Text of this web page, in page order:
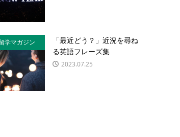
学マガジン
「最近どう？」近況を尋ね
る英語フレーズ集
2023.07.25